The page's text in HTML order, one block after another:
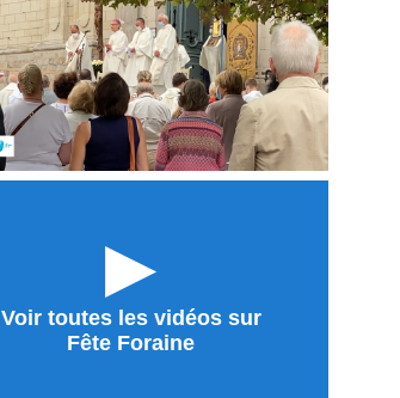
►
Voir toutes les vidéos sur
Fête Foraine